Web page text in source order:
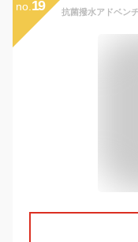
no. 19